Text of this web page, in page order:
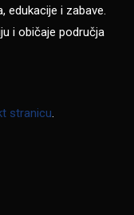
i zabave.
i običaje područja
stranicu